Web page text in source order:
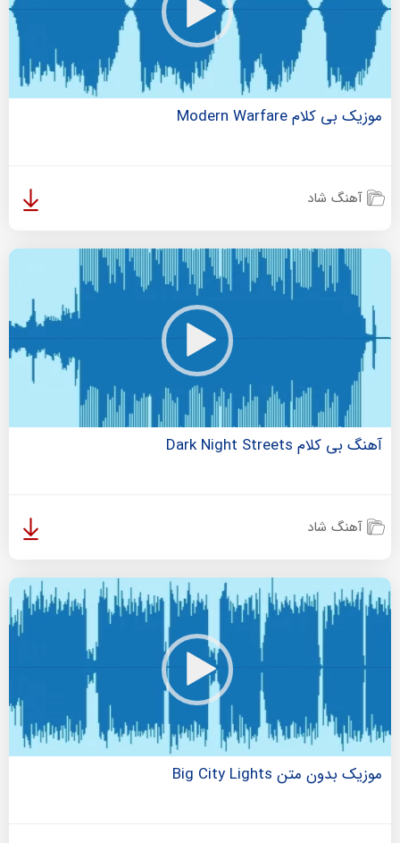
موزیک بی کلام Modern Warfare
آهنگ شاد
آهنگ بی کلام Dark Night Streets
آهنگ شاد
موزیک بدون متن Big City Lights